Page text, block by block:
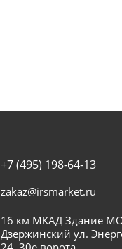
+7 (495) 198-64-13
zakaz@irsmarket.ru
16 км МКАД Здание
Дзержинский ул.